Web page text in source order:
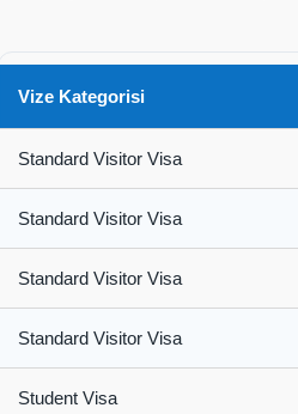
Vize Kategorisi
Standard Visitor Visa
Standard Visitor Visa
Standard Visitor Visa
Standard Visitor Visa
Student Visa